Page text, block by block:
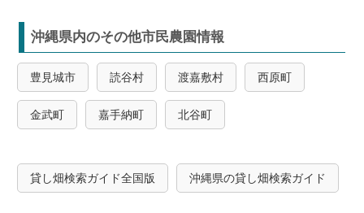
沖縄県内のその他市民農園情報
豊見城市 読谷村 渡嘉敷村 西原町
金武町 嘉手納町 北谷町
貸し畑検索ガイド全国版 沖縄県の貸し畑検索ガイド